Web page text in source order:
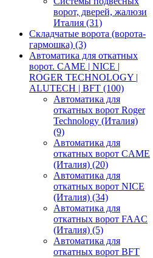
ворот, дверей, жалюзи
Италия (31)
Складчатые ворота (ворота-
гармошка) (3)
Автоматика для откатных
ворот. CAME | NICE |
ROGER TECHNOLOGY |
ALUTECH | BFT (100)
Автоматика для
откатных ворот Roger
Technology (Италия)
(9)
Автоматика для
откатных ворот CAME
(Италия) (20)
Автоматика для
откатных ворот NICE
(Италия) (34)
Автоматика для
откатных ворот FAAC
(Италия) (5)
Автоматика для
откатных ворот BFT